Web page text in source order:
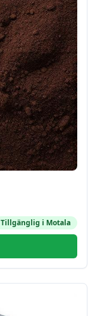
Tillgänglig i Motala